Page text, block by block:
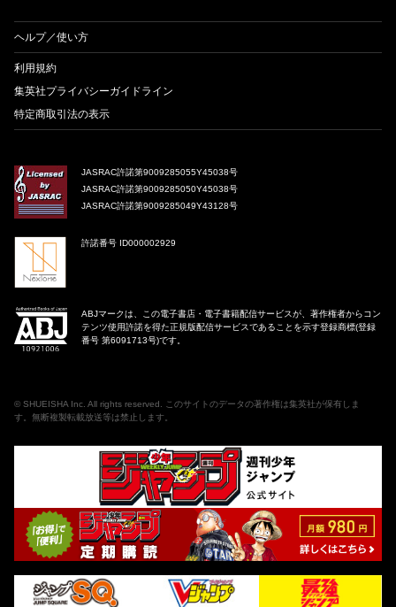
ヘルプ／使い方
利用規約
集英社プライバシーガイドライン
特定商取引法の表示
JASRAC許諾第9009285055Y45038号
JASRAC許諾第9009285050Y45038号
JASRAC許諾第9009285049Y43128号
許諾番号 ID000002929
ABJマークは、この電子書店・電子書籍配信サービスが、著作権者からコン
テンツ使用許諾を得た正規版配信サービスであることを示す登録商標(登録
番号 第6091713号)です。
© SHUEISHA Inc . All rights reserved. このサイトのデータの著作権は集英社が保有しま
す。無断複製転載放送等は禁止します。